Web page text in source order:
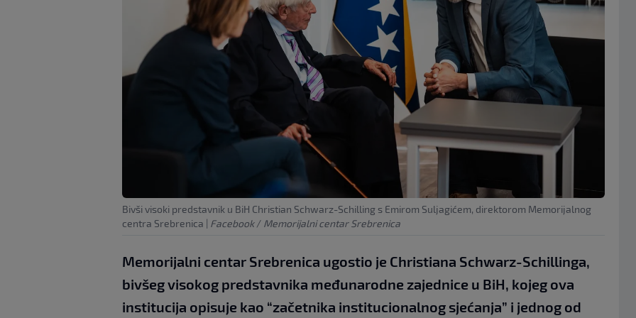
Bivši visoki predstavnik u BiH Christian Schwarz-Schilling s Emirom Suljagićem, direktorom Memorijalnog
centra Srebrenica | Facebook / Memorijalni centar Srebrenica
Memorijalni centar Srebrenica ugostio je Christiana Schwarz-Schillinga,
bivšeg visokog predstavnika međunarodne zajednice u BiH, kojeg ova
institucija opisuje kao “začetnika institucionalnog sjećanja” i jednog od